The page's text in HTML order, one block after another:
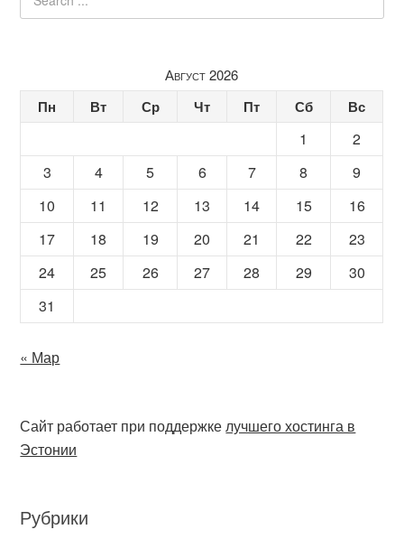
Август 2026
Пн Вт Ср Чт Пт Сб Вс
1
2
3
4 5 6 7 8
9
10
11 12 13 14 15
16
17
18 19 20 21 22
23
24
25 26 27 28 29
30
31
« Мар
Сайт работает при поддержкелучшего хостинга в
Эстонии
Рубрики